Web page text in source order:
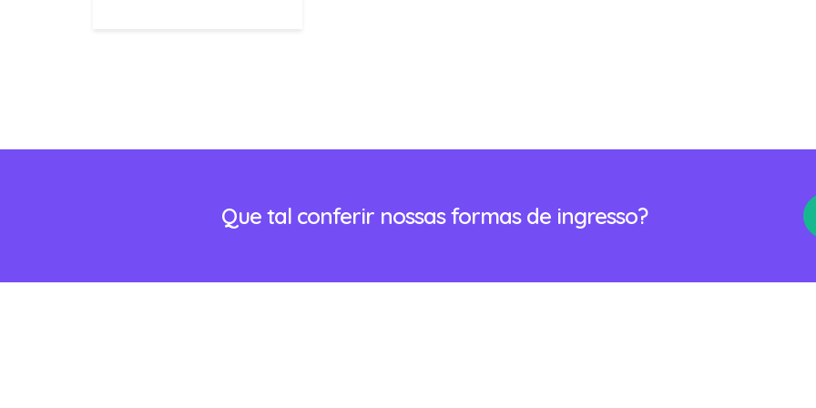
Que tal conferir nossas formas de ingresso?